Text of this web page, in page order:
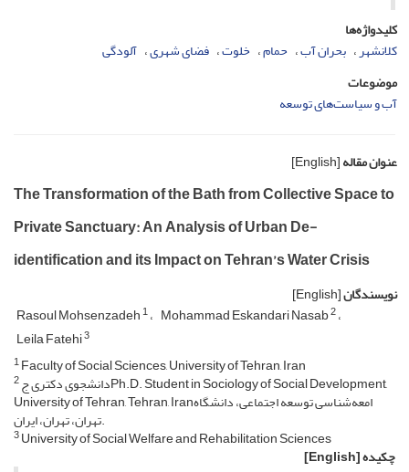
کلیدواژه‌ها
کلانشهر بحران آب حمام خلوت فضای شهری آلودگی
موضوعات
آب و سیاست­‌های توسعه
عنوان مقاله[English]
The Transformation of the Bath from Collective Space to
Private Sanctuary: An Analysis of Urban De-
identification and its Impact on Tehran’s Water Crisis
نویسندگان[English]
Rasoul Mohsenzadeh1 Mohammad Eskandari Nasab2
Leila Fatehi3
1Faculty of Social Sciences, University of Tehran, Iran
2
University of Tehran, Tehran, Iranامعه‌شناسی توسعه اجتماعی، دانشگاه
تهران، تهران، ایران.
3University of Social Welfare and Rehabilitation Sciences
چکیده[English]